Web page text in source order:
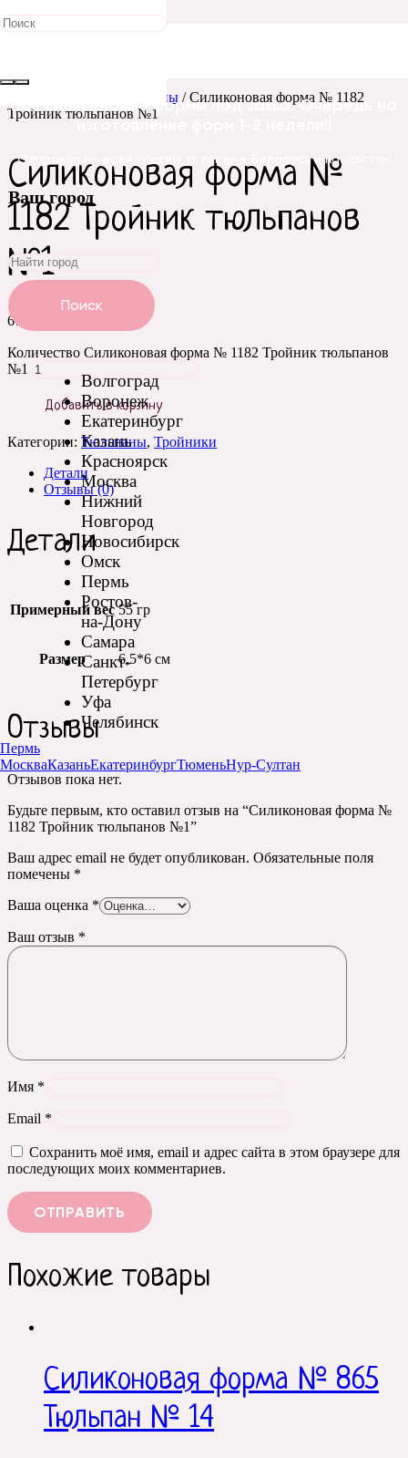
Все силиконовые формы под заказ. Очередь на
изготовление форм 1-2 недели!!
Отправка по всей России, а также в Беларусь и Казахстан
Ваш город
Поиск
Волгоград
Воронеж
Екатеринбург
Казань
Красноярск
Москва
Нижний
Новгород
Новосибирск
Омск
Пермь
Ростов-
на-Дону
Самара
Санкт-
Петербург
Уфа
Челябинск
Пермь
МоскваКазаньЕкатеринбургТюменьНур-Султан
Главная
Тюльпаны / Силиконовая форма № 1182
Тройник тюльпанов №1
Силиконовая форма №
1182 Тройник тюльпанов
№1
670
Количество Силиконовая форма № 1182 Тройник тюльпанов
№1
Добавить в корзину
Категории: Тюльпаны, Тройники
Детали
Отзывы (0)
Детали
Примерный вес 55 гр
Размер 6,5*6 см
Отзывы
Отзывов пока нет.
Будьте первым, кто оставил отзыв на “Силиконовая форма №
1182 Тройник тюльпанов №1”
Ваш адрес email не будет опубликован. Обязательные поля
помечены *
Ваша оценка *
Ваш отзыв *
Имя *
Email *
Сохранить моё имя, email и адрес сайта в этом браузере для
последующих моих комментариев.
Похожие товары
Силиконовая форма № 865
Тюльпан № 14